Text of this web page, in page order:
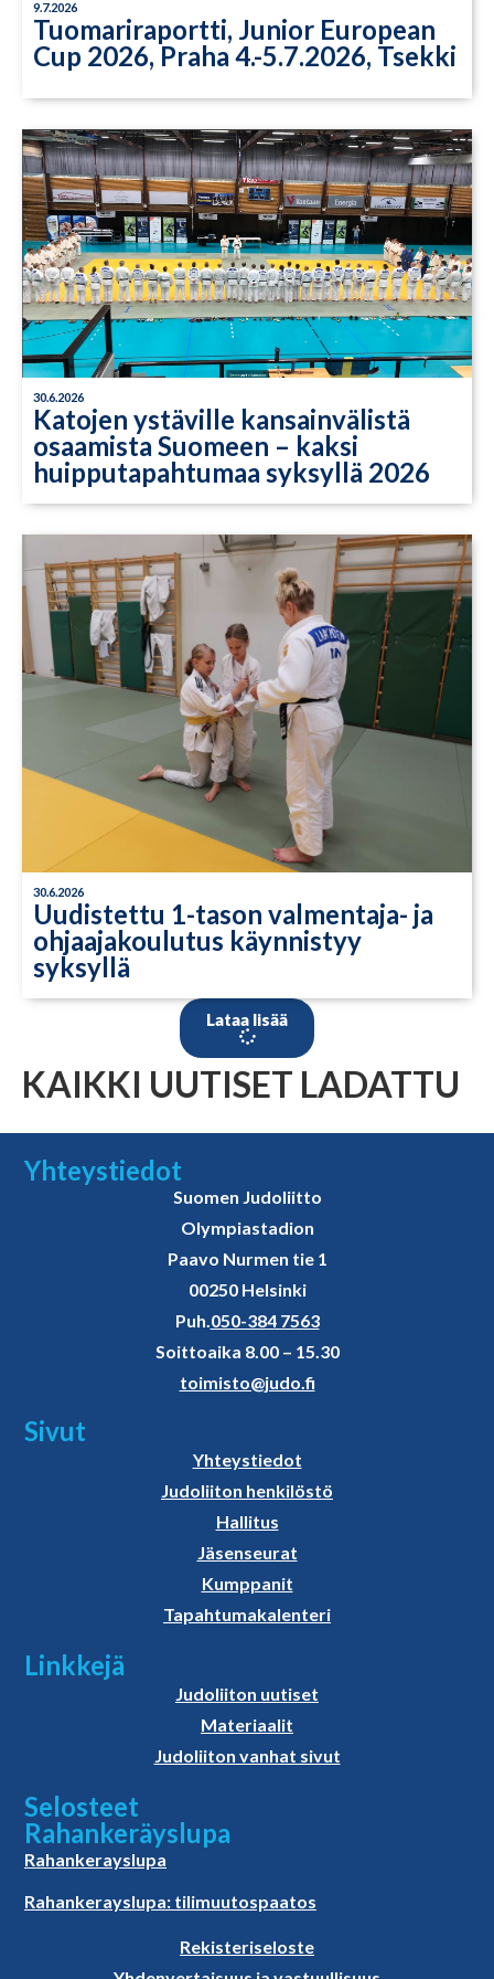
9.7.2026
Tuomariraportti, Junior European
Cup 2026, Praha 4.-5.7.2026, Tsekki
30.6.2026
Katojen ystäville kansainvälistä
osaamista Suomeen – kaksi
huipputapahtumaa syksyllä 2026
30.6.2026
Uudistettu 1-tason valmentaja- ja
ohjaajakoulutus käynnistyy
syksyllä
Lataa lisää
KAIKKI UUTISET LADATTU
Yhteystiedot
Suomen Judoliitto
Olympiastadion
Paavo Nurmen tie 1
00250 Helsinki
Puh.050-384 7563
Soittoaika 8.00 – 15.30
toimisto@judo.fi
Sivut
Yhteystiedot
Judoliiton henkilöstö
Hallitus
Jäsenseurat
Kumppanit
Tapahtumakalenteri
Linkkejä
Judoliiton uutiset
Materiaalit
Judoliiton vanhat sivut
Selosteet
Rahankeräyslupa
Rahankerayslupa
Rahankerayslupa: tilimuutospaatos
Rekisteriseloste